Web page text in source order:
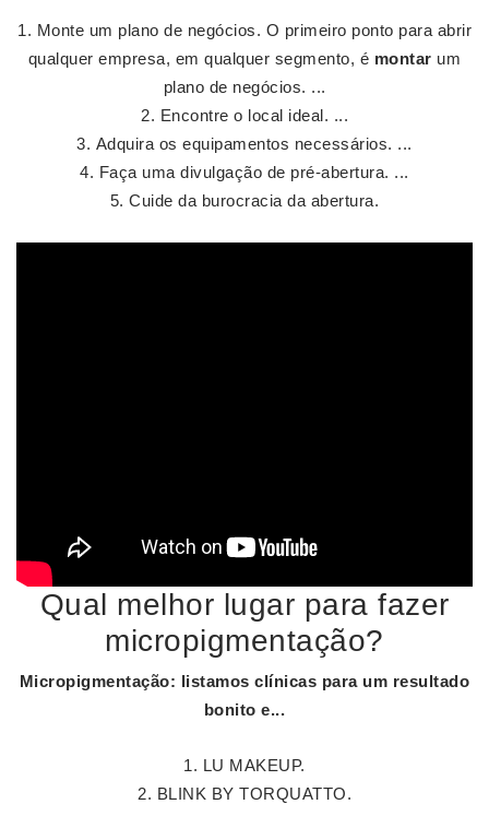
Monte um plano de negócios. O primeiro ponto para abrir
qualquer empresa, em qualquer segmento, é montar um
plano de negócios. ...
Encontre o local ideal. ...
Adquira os equipamentos necessários. ...
Faça uma divulgação de pré-abertura. ...
Cuide da burocracia da abertura.
Qual melhor lugar para fazer
micropigmentação?
Micropigmentação: listamos clínicas para um resultado
bonito e...
LU MAKEUP.
BLINK BY TORQUATTO.